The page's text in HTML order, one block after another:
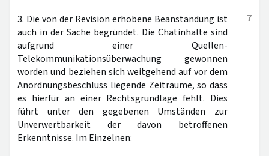
7
3. Die von der Revision erhobene Beanstandung ist
auch in der Sache begründet. Die Chatinhalte sind
aufgrund einer Quellen-
Telekommunikationsüberwachung gewonnen
worden und beziehen sich weitgehend auf vor dem
Anordnungsbeschluss liegende Zeiträume, so dass
es hierfür an einer Rechtsgrundlage fehlt. Dies
führt unter den gegebenen Umständen zur
Unverwertbarkeit der davon betroffenen
Erkenntnisse. Im Einzelnen: